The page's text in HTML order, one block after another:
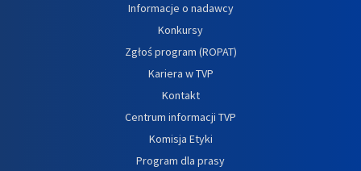
Informacje o nadawcy
Konkursy
Zgłoś program (ROPAT)
Kariera w TVP
Kontakt
Centrum informacji TVP
Komisja Etyki
Program dla prasy